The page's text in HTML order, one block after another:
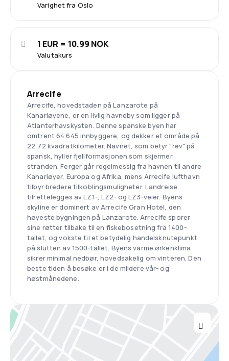
Varighet fra Oslo
Valutakurs
1 EUR = 10.99 NOK
Arrecife
Arrecife, hovedstaden på Lanzarote på
Kanariøyene, er en livlig havneby som ligger på
Atlanterhavskysten. Denne spanske byen har
omtrent 64 645 innbyggere, og dekker et område på
22,72 kvadratkilometer. Navnet, som betyr "rev" på
spansk, hyller fjellformasjonen som skjermer
stranden. Ferger går regelmessig fra havnen til andre
Kanariøyer, Europa og Afrika, mens Arrecife lufthavn
tilbyr bredere tilkoblingsmuligheter. Landreise
tilrettelegges av LZ1-, LZ2- og LZ3-veier. Byens
skyline er dominert av Arrecife Gran Hotel, den
høyeste bygningen på Lanzarote. Arrecife sporer
sine røtter tilbake til en fiskebosetning fra 1400-
tallet, og vokste til et betydelig handelsknutepunkt
på slutten av 1500-tallet. Byens varme ørkenklima
sikrer minimal nedbør, hovedsakelig om vinteren. Den
beste tiden å besøke er i de mildere vår- og
høstmånedene.